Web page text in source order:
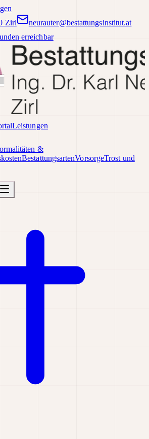
Zirl
neurauter@bestattungsinstitut.at
erreichbar
Leistungen
&
BestattungsartenVorsorgeTrost und